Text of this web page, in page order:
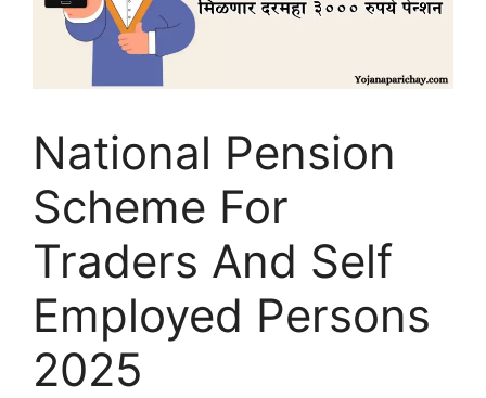
National Pension
Scheme For
Traders And Self
Employed Persons
2025